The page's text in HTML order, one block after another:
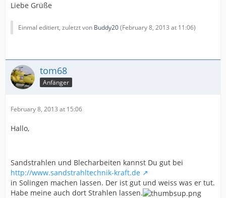
Liebe Grüße
Einmal editiert, zuletzt von Buddy20(February 8, 2013 at 11:06)
tom68
Anfänger
February 8, 2013 at 15:06
Hallo,
Sandstrahlen und Blecharbeiten kannst Du gut bei
http://www.sandstrahltechnik-kraft.de
in Solingen machen lassen. Der ist gut und weiss was er tut.
Habe meine auch dort Strahlen lassen.